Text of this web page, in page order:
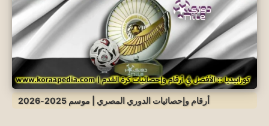
أرقام وإحصائيات الدوري المصري | موسم 2025-2026